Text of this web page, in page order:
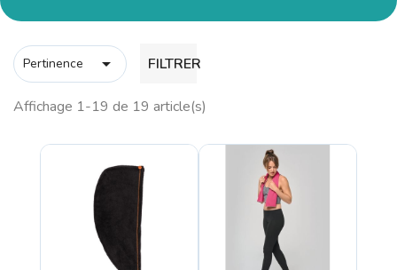
Pertinence  FILTRER
Affichage 1-19 de 19 article(s)